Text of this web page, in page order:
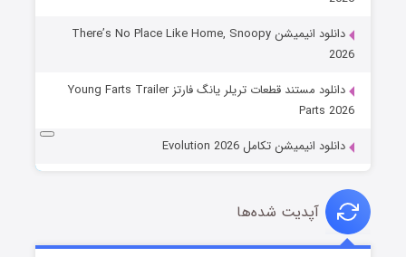
دانلود انیمیشن There’s No Place Like Home, Snoopy
2026
دانلود مستند قطعات تریلر یانگ فارتز Young Farts Trailer
Parts 2026
دانلود انیمیشن تکامل Evolution 2026
آپدیت شده‌ها